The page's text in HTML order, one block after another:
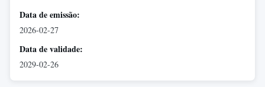
Data de emissão:
2026-02-27
Data de validade:
2029-02-26